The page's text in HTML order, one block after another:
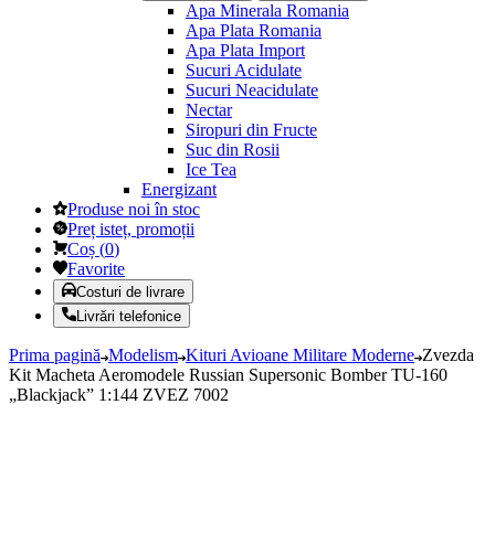
Apa Minerala Romania
Apa Plata Romania
Apa Plata Import
Sucuri Acidulate
Sucuri Neacidulate
Nectar
Siropuri din Fructe
Suc din Rosii
Ice Tea
Energizant
Produse noi în stoc
Preț isteț, promoții
Coș (0)
Favorite
Costuri de livrare
Livrări telefonice
Prima pagină Modelism Kituri Avioane Militare Moderne Zvezda
Kit Macheta Aeromodele Russian Supersonic Bomber TU-160
„Blackjack” 1:144 ZVEZ 7002